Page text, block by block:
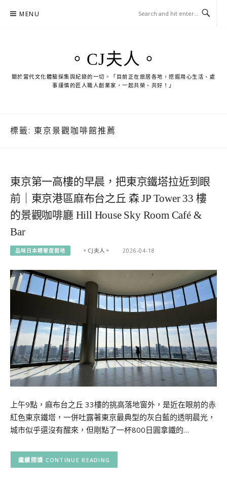
MENU
。CJ夫人。
關於當代文化體驗採集與紀錄的一切。「目前正在旅居各地，挖掘用心生活、處
事謹慎的匠人職人創業家，一起共榮、共好！」
標籤: 東京景觀咖啡館推薦
東京第一高樓的早晨，把東京鐵塔拉近到眼
前｜東京港區麻布台之丘 森 JP Tower 33 樓
的景觀咖啡廳 Hill House Sky Room Café &
Bar
品味日本輕奢度假地 。CJ夫人。 2026-04-18
上午9點，麻布台之丘 33樓的挑高落地窗外，是近在眼前的赤
紅色東京鐵塔，一併吐露著東京最典型的灰白藍的透明晨光，
城市似乎還沒有醒來，但剛點了一杯800日圓拿鐵的…
CONTINUE READING